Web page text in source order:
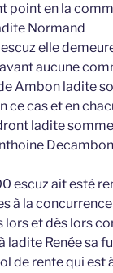
point en la
Normand
elle
aucune
Ambon ladite
cas et en
ladite
escuz ait esté
à la
et dès lors
Renée sa
de rente qui est